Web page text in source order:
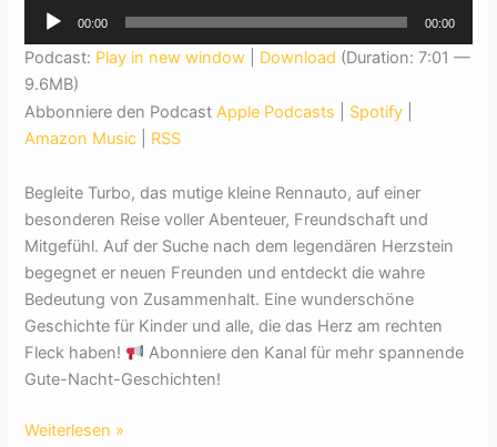
Audio-
00:00 00:00
Podcast: Play in new window Download (Duration: 7:01 —
9.6MB)
Abbonniere den Podcast Apple Podcasts Spotify
Amazon Music
RSS
Begleite Turbo, das mutige kleine Rennauto, auf einer
besonderen Reise voller Abenteuer, Freundschaft und
Mitgefühl. Auf der Suche nach dem legendären Herzstein
begegnet er neuen Freunden und entdeckt die wahre
Bedeutung von Zusammenhalt. Eine wunderschöne
Geschichte für Kinder und alle, die das Herz am rechten
Fleck haben!
Abonniere den Kanal für mehr spannende
Gute-Nacht-Geschichten!
Turbo
Weiterlesen »